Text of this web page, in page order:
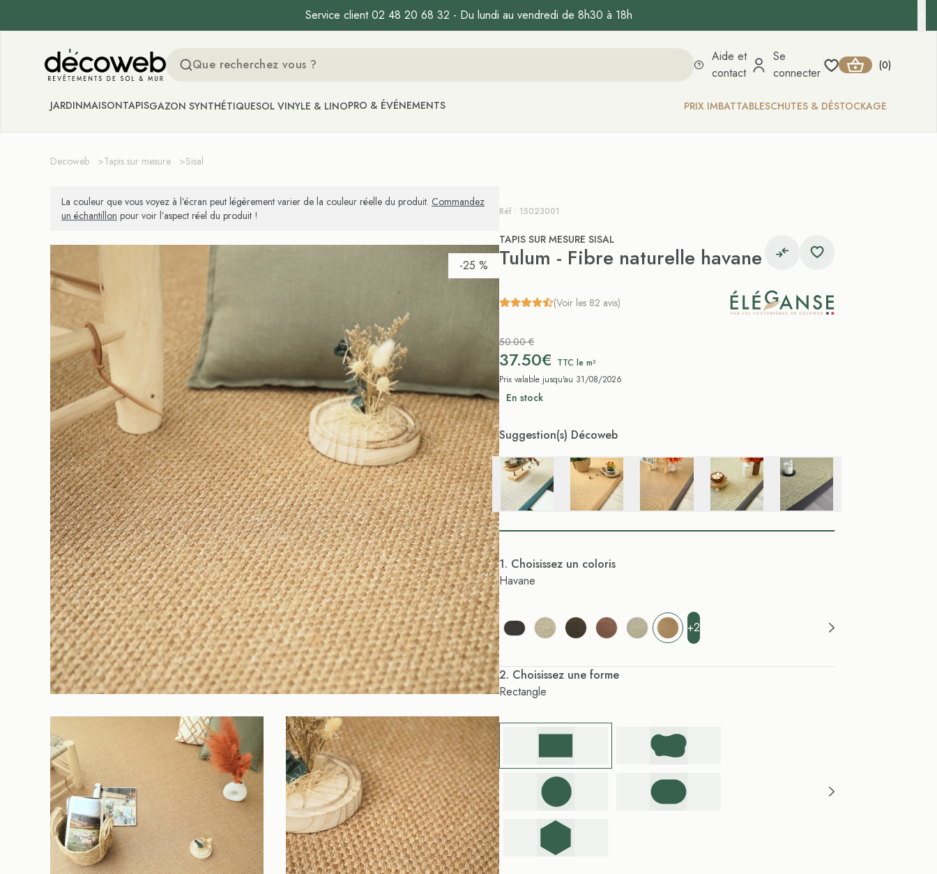
Service client 02 48 20 68 32 - Du lundi au vendredi de 8h30 à 18h
Decoweb
Aide et
contact
Se
connecter
(0)
JARDINMAISONTAPISGAZON SYNTHÉTIQUESOL VINYLE & LINOPRO & ÉVÉNEMENTS PRIX IMBATTABLESCHUTES & DÉSTOCKAGE
Decoweb >Tapis sur mesure >Sisal
La couleur que vous voyez à l’écran peut légèrement varier de la couleur réelle du produit. Commandez
un échantillon pour voir l’aspect réel du produit !
-25 %
Réf : 15023001
TAPIS SUR MESURE SISAL
Tulum - Fibre naturelle havane
(Voir les 82 avis)
50.00 €
37.50€ TTC le m²
Prix valable jusqu'au 31/08/2026
En stock
Suggestion(s) Décoweb
. Choisissez un coloris
Havane
+2
. Choisissez une forme
Rectangle